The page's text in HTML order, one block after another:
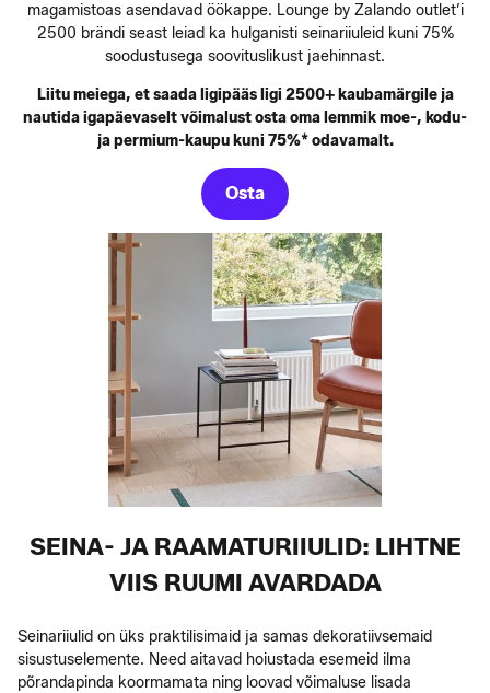
magamistoas asendavad öökappe. Lounge by Zalando outlet’i
2500 brändi seast leiad ka hulganisti seinariiuleid kuni 75%
soodustusega soovituslikust jaehinnast.
Liitu meiega, et saada ligipääs ligi 2500+ kaubamärgile ja
nautida igapäevaselt võimalust osta oma lemmik moe-, kodu-
ja permium-kaupu kuni 75%* odavamalt.
Osta
SEINA- JA RAAMATURIIULID: LIHTNE
VIIS RUUMI AVARDADA
Seinariiulid on üks praktilisimaid ja samas dekoratiivsemaid
sisustuselemente. Need aitavad hoiustada esemeid ilma
põrandapinda koormamata ning loovad võimaluse lisada